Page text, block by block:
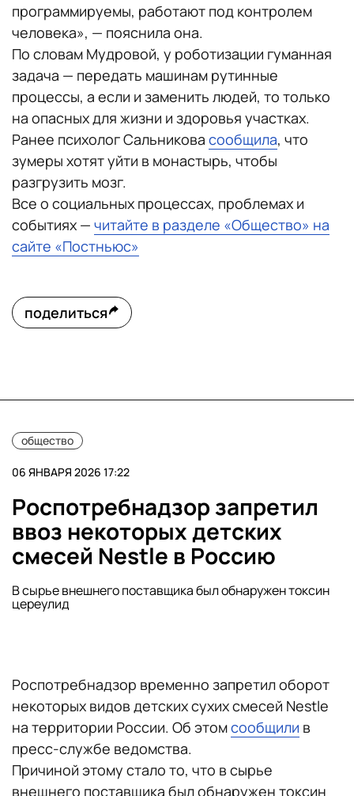
программируемы, работают под контролем
человека», — пояснила она.
По словам Мудровой, у роботизации гуманная
задача — передать машинам рутинные
процессы, а если и заменить людей, то только
на опасных для жизни и здоровья участках.
Ранее психолог Сальникова сообщила, что
зумеры хотят уйти в монастырь, чтобы
разгрузить мозг.
Все о социальных процессах, проблемах и
событиях — читайте в разделе «Общество» на
сайте «Постньюс»
поделиться
общество
06 ЯНВАРЯ 2026 17:22
Роспотребнадзор запретил
ввоз некоторых детских
смесей Nestle в Россию
В сырье внешнего поставщика был обнаружен токсин
цереулид
Роспотребнадзор временно запретил оборот
некоторых видов детских сухих смесей Nestle
на территории России. Об этомсообщили в
пресс-службе ведомства.
Причиной этому стало то, что в сырье
внешнего поставщика был обнаружен токсин